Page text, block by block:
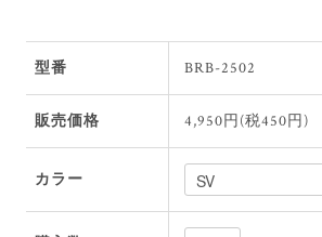
型番 BRB-2502
販売価格 4,950円(税450円)
カラー